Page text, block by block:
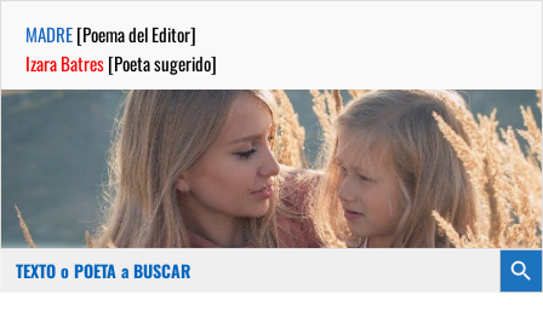
MADRE[Poema del Editor]
Izara Batres[Poeta sugerido]
Buscar: